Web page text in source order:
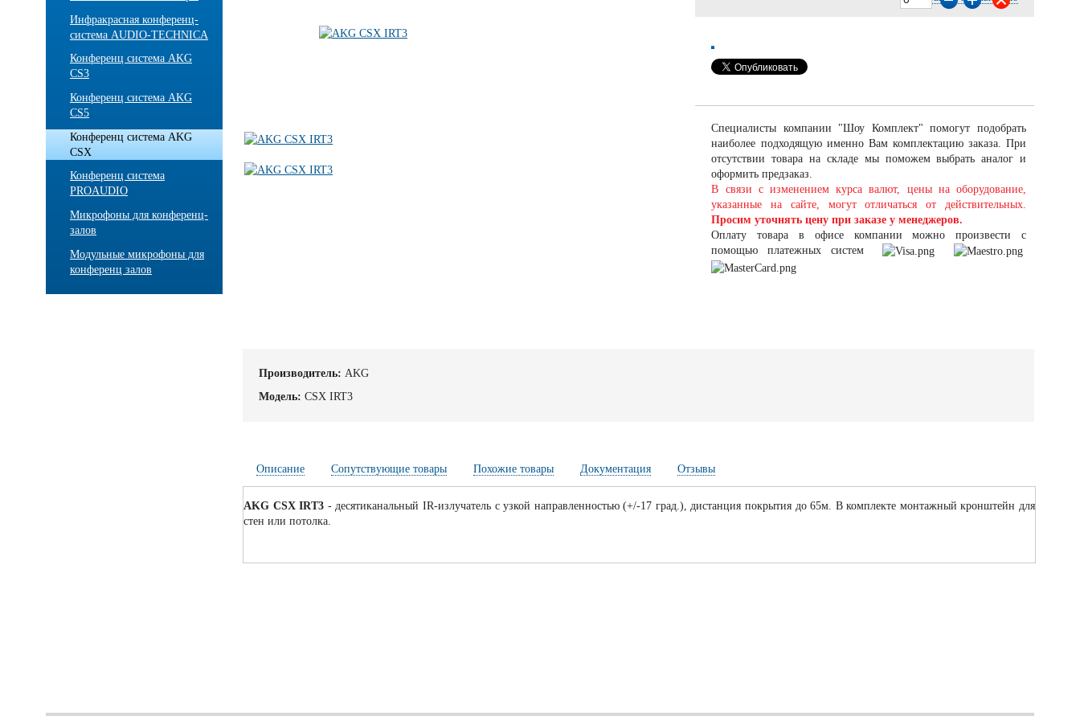
Инфракрасная конференц-
система AUDIO-TECHNICA
Конференц система AKG
CS3
Конференц система AKG
CS5
Конференц система AKG
CSX
Конференц система
PROAUDIO
Микрофоны для конференц-
залов
Модульные микрофоны для
конференц залов
Специалисты компании "Шоу Комплект" помогут подобрать
наиболее подходящую именно Вам комплектацию заказа. При
отсутствии товара на складе мы поможем выбрать аналог и
оформить предзаказ.
В связи с изменением курса валют, цены на оборудование,
указанные на сайте, могут отличаться от действительных.
Просим уточнять цену при заказе у менеджеров.
Оплату товара в офисе компании можно произвести с
помощью платежных систем
Производитель: AKG
Модель: CSX IRT3
Описание Сопутствующие товары Похожие товары Документация Отзывы
AKG CSX IRT3 - десятиканальный IR-излучатель с узкой направленностью (+/-17 град.), дистанция покрытия до 65м. В комплекте монтажный кронштейн для
стен или потолка.